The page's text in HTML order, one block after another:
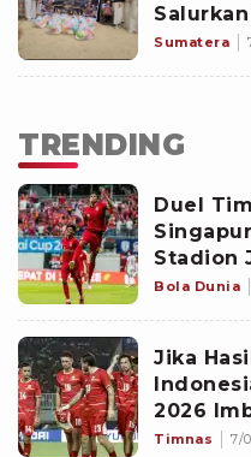
Banjir di
Sumatera
TRENDING
Duel
Stadion
Bola Dunia
Jika
2026
Terjadi?
Timnas 7/